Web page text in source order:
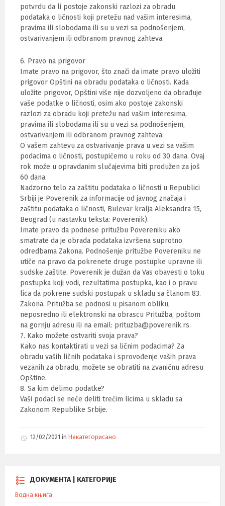
potvrdu da li postoje zakonski razlozi za obradu
podataka o ličnosti koji pretežu nad vašim interesima,
pravima ili slobodama ili su u vezi sa podnošenjem,
ostvarivanjem ili odbranom pravnog zahteva.
6. Pravo na prigovor
Imate pravo na prigovor, što znači da imate pravo uložiti
prigovor Opštini na obradu podataka o ličnosti. Kada
uložite prigovor, Opštini više nije dozvoljeno da obrađuje
vaše podatke o ličnosti, osim ako postoje zakonski
razlozi za obradu koji pretežu nad vašim interesima,
pravima ili slobodama ili su u vezi sa podnošenjem,
ostvarivanjem ili odbranom pravnog zahteva.
O vašem zahtevu za ostvarivanje prava u vezi sa vašim
podacima o ličnosti, postupićemo u roku od 30 dana. Ovaj
rok može u opravdanim slučajevima biti produžen za još
60 dana.
Nadzorno telo za zaštitu podataka o ličnosti u Republici
Srbiji je Poverenik za informacije od javnog značaja i
zaštitu podataka o ličnosti, Bulevar kralja Aleksandra 15,
Beograd (u nastavku teksta: Poverenik).
Imate pravo da podnese pritužbu Povereniku ako
smatrate da je obrada podataka izvršena suprotno
odredbama Zakona. Podnošenje pritužbe Povereniku ne
utiče na pravo da pokrenete druge postupke upravne ili
sudske zaštite. Poverenik je dužan da Vas obavesti o toku
postupka koji vodi, rezultatima postupka, kao i o pravu
lica da pokrene sudski postupak u skladu sa članom 83.
Zakona. Pritužba se podnosi u pisanom obliku,
neposredno ili elektronski na obrascu Pritužba, poštom
na gornju adresu ili na email: prituzba@poverenik.rs.
7. Kako možete ostvariti svoja prava?
Kako nas kontaktirati u vezi sa ličnim podacima? Za
obradu vaših ličnih podataka i sprovođenje vaših prava
vezanih za obradu, možete se obratiti na zvaničnu adresu
Opštine.
8. Sa kim delimo podatke?
Vaši podaci se neće deliti trećim licima u skladu sa
Zakonom Republike Srbije.
12/02/2021 in Некатегорисано
ДОКУМЕНТА | КАТЕГОРИЈЕ
Водна књига